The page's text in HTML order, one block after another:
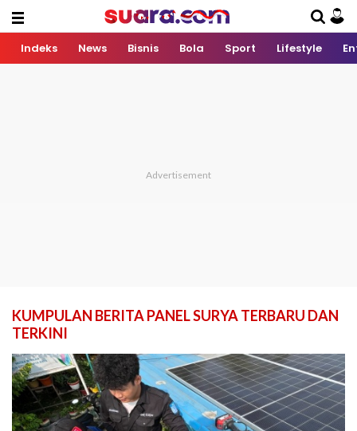
Indeks News Bisnis Bola Sport Lifestyle
KUMPULAN BERITA PANEL SURYA TERBARU DAN
TERKINI